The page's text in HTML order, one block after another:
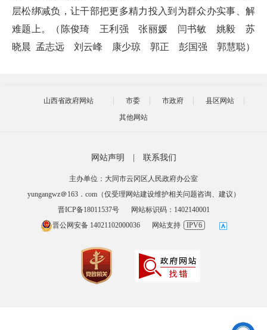
层松绑减负，让干部把更多精力投入到为群众办实事、解
难题上。（陈俊琦 王利强 张丽媛 闫书敏 姚毅 苏
晓晨 孟志远 刘云峰 康少琼 郭正 彭国强 郭慧聪）
山西省政府网站 市委 市政府
县区网站
其他网站
网站声明 联系我们
主办单位：大同市云冈区人民政府办公室
yungangwz＠163．com（仅受理网站建设维护相关问题咨询、建议）
晋ICP备18011537号
网站标识码：1402140001
晋公网安备 14021102000036
网站支持 IPV6